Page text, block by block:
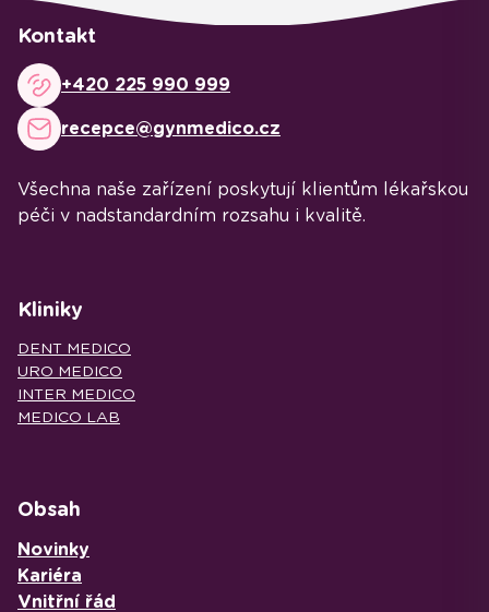
Kontakt
+420 225 990 999
recepce@gynmedico.cz
Všechna naše zařízení poskytují klientům lékařskou
péči v nadstandardním rozsahu i kvalitě.
Kliniky
DENT MEDICO
URO MEDICO
INTER MEDICO
MEDICO LAB
Obsah
Novinky
Kariéra
Vnitřní řád